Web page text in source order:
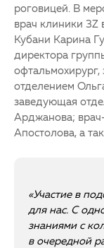
роговицей. В
врач клиники 3Z
Кубани Карина
директора
отделением
заведующая
Арджанова;
Апостолова, а
«Участие в
для нас. С
знаниями с
в очередной